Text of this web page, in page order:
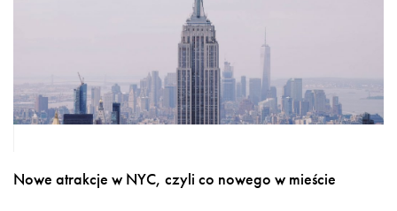
Nowe atrakcje w NYC, czyli co nowego w mieście